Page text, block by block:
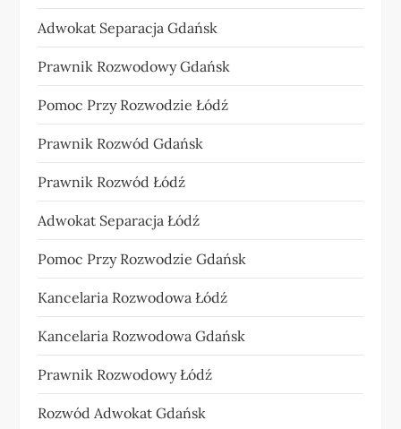
Adwokat Separacja Gdańsk
Prawnik Rozwodowy Gdańsk
Pomoc Przy Rozwodzie Łódź
Prawnik Rozwód Gdańsk
Prawnik Rozwód Łódź
Adwokat Separacja Łódź
Pomoc Przy Rozwodzie Gdańsk
Kancelaria Rozwodowa Łódź
Kancelaria Rozwodowa Gdańsk
Prawnik Rozwodowy Łódź
Rozwód Adwokat Gdańsk